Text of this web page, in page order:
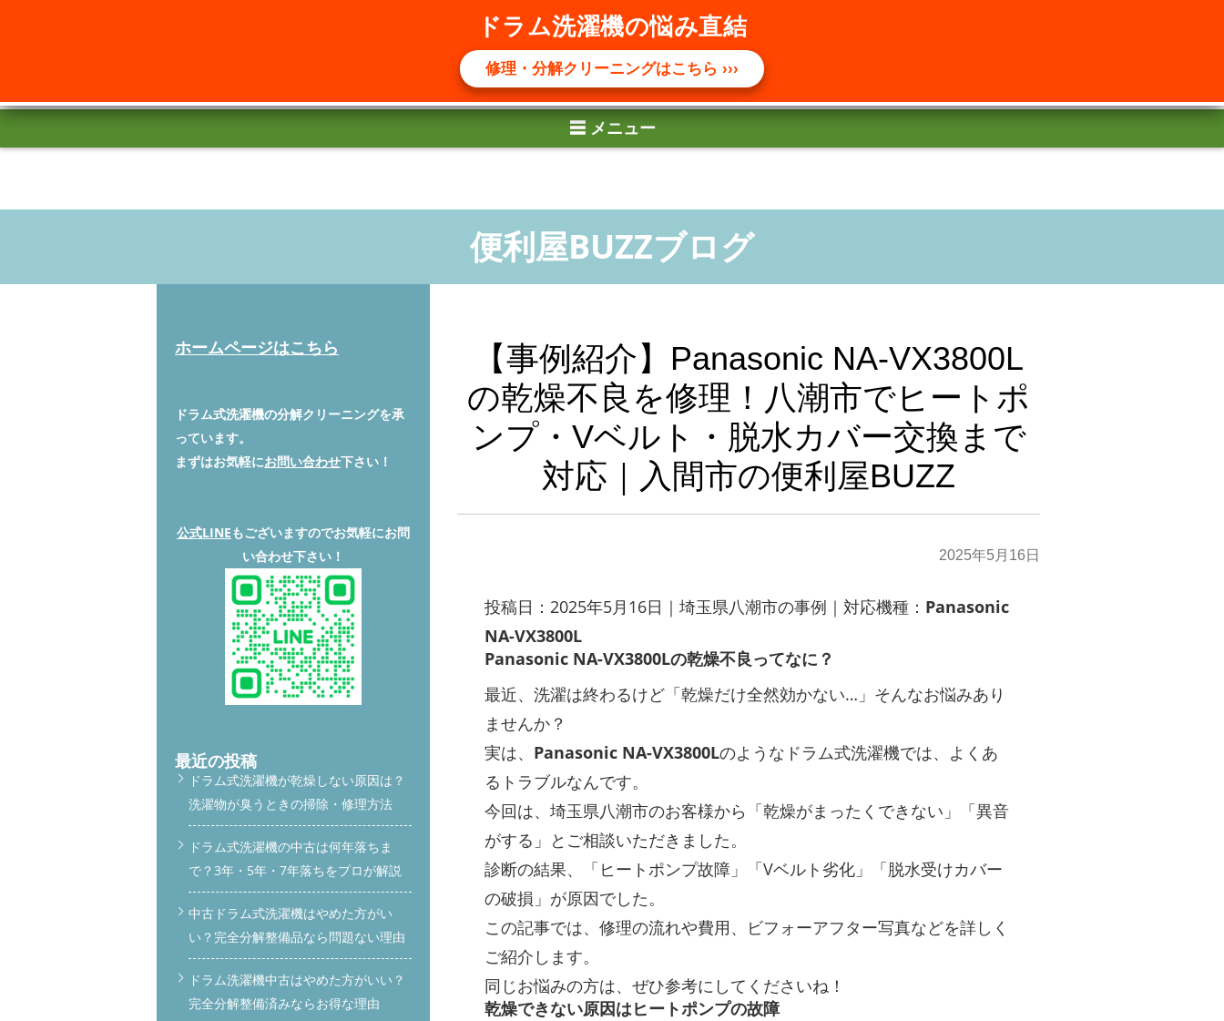
☰ メニュー
ドラム洗濯機の悩み直結
修理・分解クリーニングはこちら ›››
【事例紹介】Panasonic NA-VX3800L
の乾燥不良を修理！八潮市でヒートポ
ンプ・Vベルト・脱水カバー交換まで
対応｜入間市の便利屋BUZZ
2025年5月16日
投稿日：2025年5月16日｜埼玉県八潮市の事例｜対応機種： Panasonic
NA-VX3800L
Panasonic NA-VX3800Lの乾燥不良ってなに？
最近、洗濯は終わるけど「乾燥だけ全然効かない…」そんなお悩みあり
ませんか？
実は、 Panasonic NA-VX3800Lのようなドラム式洗濯機では、よくあ
るトラブルなんです。
今回は、埼玉県八潮市のお客様から「乾燥がまったくできない」「異音
がする」とご相談いただきました。
診断の結果、「ヒートポンプ故障」「Vベルト劣化」「脱水受けカバー
の破損」が原因でした。
この記事では、修理の流れや費用、ビフォーアフター写真などを詳しく
ご紹介します。
同じお悩みの方は、ぜひ参考にしてくださいね！
乾燥できない原因はヒートポンプの故障
ホームページはこちら
ドラム式洗濯機の分解クリーニングを承
っています。
まずはお気軽にお問い合わせ下さい！
公式LINEもございますのでお気軽にお問
い合わせ下さい！
最近の投稿
ドラム式洗濯機が乾燥しない原因は？
洗濯物が臭うときの掃除・修理方法
ドラム式洗濯機の中古は何年落ちま
で？3年・5年・7年落ちをプロが解説
中古ドラム式洗濯機はやめた方がい
い？完全分解整備品なら問題ない理由
ドラム洗濯機中古はやめた方がいい？
完全分解整備済みならお得な理由